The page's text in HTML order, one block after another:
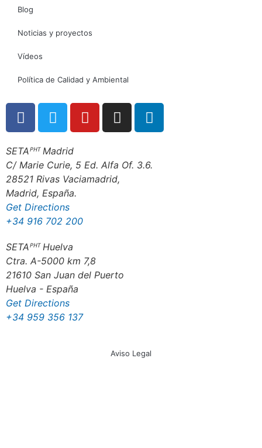
Blog
Noticias y proyectos
Vídeos
Política de Calidad y Ambiental
SETAᴾᴴᵀ Madrid
C/ Marie Curie, 5 Ed. Alfa Of. 3.6.
28521 Rivas Vaciamadrid,
Madrid, España.
Get Directions
+34 916 702 200
SETAᴾᴴᵀ Huelva
Ctra. A-5000 km 7,8
21610 San Juan del Puerto
Huelva - España
Get Directions
+34 959 356 137
Aviso Legal